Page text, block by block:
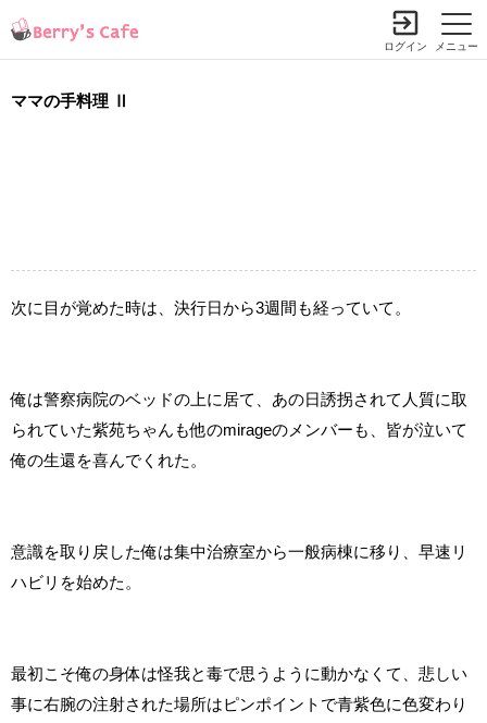
メニュー
ログイン
ママの手料理 Ⅱ
次に目が覚めた時は、決行日から3週間も経っていて。
俺は警察病院のベッドの上に居て、あの日誘拐されて人質に取
られていた紫苑ちゃんも他のmirageのメンバーも、皆が泣いて
俺の生還を喜んでくれた。
意識を取り戻した俺は集中治療室から一般病棟に移り、早速リ
ハビリを始めた。
最初こそ俺の身体は怪我と毒で思うように動かなくて、悲しい
事に右腕の注射された場所はピンポイントで青紫色に色変わり